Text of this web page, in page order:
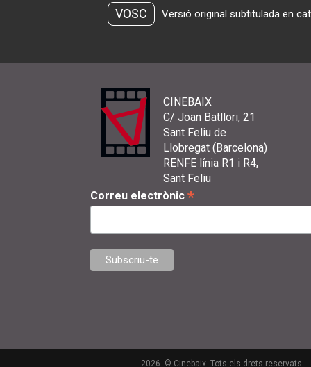
VOSC Versió original subtitulada en
CINEBAIX
C/ Joan Batllori, 21
Sant Feliu de
Llobregat (Barcelona)
RENFE línia R1 i R4,
Sant Feliu
Correu electrònic *
2026. © Cinebaix. Tots els drets reservats.